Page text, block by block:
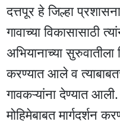
दत्तपूर हे जिल्हा
गावाच्या विकासासाठी
अभियानाच्या सुरुवातीला
करण्यात आले व
गावकऱ्यांना देण्यात
मोहिमेबाबत मार्गदर्शन